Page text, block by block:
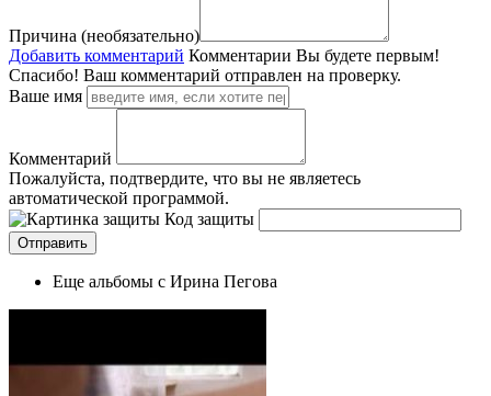
Причина (необязательно)
Добавить комментарий Комментарии Вы будете первым!
Спасибо! Ваш комментарий отправлен на проверку.
Ваше имя
Комментарий
Пожалуйста, подтвердите, что вы не являетесь
автоматической программой.
Код защиты
Еще альбомы с Ирина Пегова